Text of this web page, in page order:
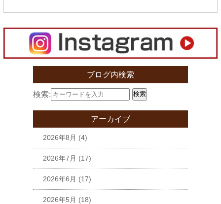
ブログ内検索
検索: 検索
アーカイブ
2026年8月 (4)
2026年7月 (17)
2026年6月 (17)
2026年5月 (18)